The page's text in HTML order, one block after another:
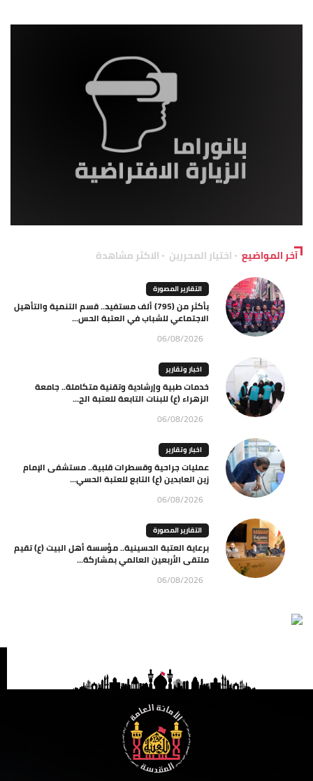
آخر المواضيع اختيار المحررين الاكثر مشاهدة
التقارير المصورة
بأكثر من (795) ألف مستفيد.. قسم التنمية والتأهيل
الاجتماعي للشباب في العتبة الحس...
06/08/2026
اخبار وتقارير
خدمات طبية وإرشادية وتقنية متكاملة.. جامعة
الزهراء (ع) للبنات التابعة للعتبة الح...
06/08/2026
اخبار وتقارير
عمليات جراحية وقسطرات قلبية.. مستشفى الإمام
زين العابدين (ع) التابع للعتبة الحسي...
06/08/2026
التقارير المصورة
برعاية العتبة الحسينية.. مؤسسة أهل البيت (ع) تقيم
ملتقى الأربعين العالمي بمشاركة...
06/08/2026